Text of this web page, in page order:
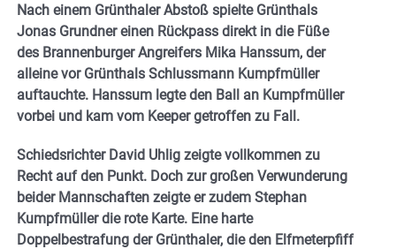
Nach einem Grünthaler Abstoß spielte Grünthals
Jonas Grundner einen Rückpass direkt in die Füße
des Brannenburger Angreifers Mika Hanssum, der
alleine vor Grünthals Schlussmann Kumpfmüller
auftauchte. Hanssum legte den Ball an Kumpfmüller
vorbei und kam vom Keeper getroffen zu Fall.
Schiedsrichter David Uhlig zeigte vollkommen zu
Recht auf den Punkt. Doch zur großen Verwunderung
beider Mannschaften zeigte er zudem Stephan
Kumpfmüller die rote Karte. Eine harte
Doppelbestrafung der Grünthaler, die den Elfmeterpfiff